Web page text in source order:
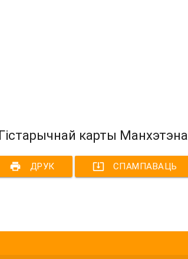
Гістарычнай карты Манхэтэна
print ДРУК system_update_alt СПАМПАВАЦЬ